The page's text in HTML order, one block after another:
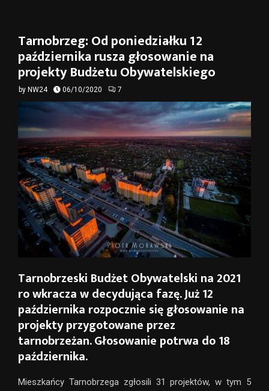
Tarnobrzeg: Od poniedziałku 12
października rusza głosowanie na
projekty Budżetu Obywatelskiego
by NW24 06/10/2020 7
Tarnobrzeski Budżet Obywatelski na 2021
ro wkracza w decydująca fazę. Już 12
października rozpocznie się głosowanie na
projekty przygotowane przez
tarnobrzeżan. Głosowanie potrwa do 18
października.
Mieszkańcy Tarnobrzega zgłosili 31 projektów, w tym 5